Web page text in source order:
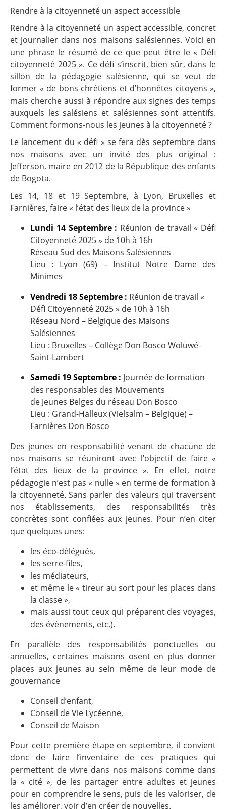
Rendre à la citoyenneté un aspect accessible
Rendre à la citoyenneté un aspect accessible, concret
et journalier dans nos maisons salésiennes. Voici en
une phrase le résumé de ce que peut être le « Défi
citoyenneté 2025 ». Ce défi s’inscrit, bien sûr, dans le
sillon de la pédagogie salésienne, qui se veut de
former « de bons chrétiens et d’honnêtes citoyens »,
mais cherche aussi à répondre aux signes des temps
auxquels les salésiens et salésiennes sont attentifs.
Comment formons-nous les jeunes à la citoyenneté ?
Le lancement du « défi » se fera dès septembre dans
nos maisons avec un invité des plus original :
Jefferson, maire en 2012 de la République des enfants
de Bogota.
Les 14, 18 et 19 Septembre, à Lyon, Bruxelles et
Farnières, faire « l’état des lieux de la province »
Lundi 14 Septembre : Réunion de travail « Défi
Citoyenneté 2025 » de 10h à 16h
Réseau Sud des Maisons Salésiennes
Lieu : Lyon (69) – Institut Notre Dame des
Minimes
Vendredi 18 Septembre : Réunion de travail «
Défi Citoyenneté 2025 » de 10h à 16h
Réseau Nord – Belgique des Maisons
Salésiennes
Lieu : Bruxelles – Collège Don Bosco Woluwé-
Saint-Lambert
Samedi 19 Septembre : Journée de formation
des responsables des Mouvements
de Jeunes Belges du réseau Don Bosco
Lieu : Grand-Halleux (Vielsalm – Belgique) –
Farnières Don Bosco
Des jeunes en responsabilité venant de chacune de
nos maisons se réuniront avec l’objectif de faire «
l’état des lieux de la province ». En effet, notre
pédagogie n’est pas « nulle » en terme de formation à
la citoyenneté. Sans parler des valeurs qui traversent
nos établissements, des responsabilités très
concrètes sont confiées aux jeunes. Pour n’en citer
que quelques unes:
les éco-délégués,
les serre-files,
les médiateurs,
et même le « tireur au sort pour les places dans
la classe »,
mais aussi tout ceux qui préparent des voyages,
des évènements, etc.).
En parallèle des responsabilités ponctuelles ou
annuelles, certaines maisons osent en plus donner
places aux jeunes au sein même de leur mode de
gouvernance
Conseil d’enfant,
Conseil de Vie Lycéenne,
Conseil de Maison
Pour cette première étape en septembre, il convient
donc de faire l’inventaire de ces pratiques qui
permettent de vivre dans nos maisons comme dans
la « cité », de les partager entre adultes et jeunes
pour en comprendre le sens, puis de les valoriser, de
les améliorer, voir d’en créer de nouvelles.